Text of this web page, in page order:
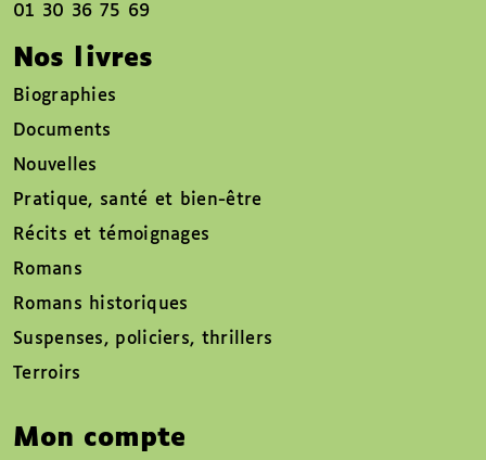
01 30 36 75 69
Nos livres
Biographies
Documents
Nouvelles
Pratique, santé et bien-être
Récits et témoignages
Romans
Romans historiques
Suspenses, policiers, thrillers
Terroirs
Mon compte